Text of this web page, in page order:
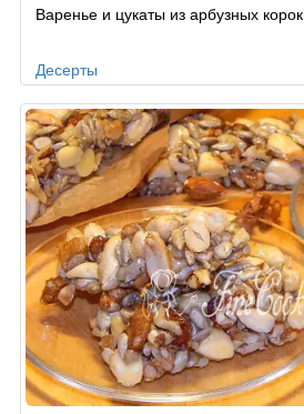
Варенье и цукаты из арбузных корок
Десерты